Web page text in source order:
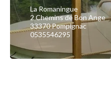
La Romaningue
2 Chemins de Bon Ange
33370 Pompignac
0535546295